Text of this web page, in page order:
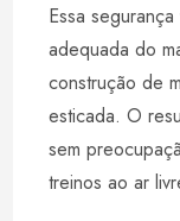
Essa
adequada do
construção de
esticada. O
sem
treinos ao ar